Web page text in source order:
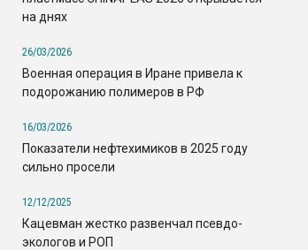
на днях
26/03/2026
Военная операция в Иране привела к
подорожанию полимеров в РФ
16/03/2026
Показатели нефтехимиков в 2025 году
сильно просели
12/12/2025
Кацевман жестко развенчал псевдо-
экологов и РОП